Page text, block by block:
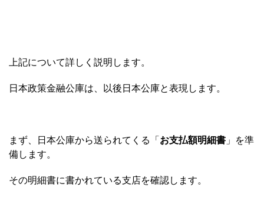
上記について詳しく説明します。
日本政策金融公庫は、以後日本公庫と表現します。
まず、日本公庫から送られてくる「 お支払額明細書 」を準
備します。
その明細書に書かれている支店を確認します。